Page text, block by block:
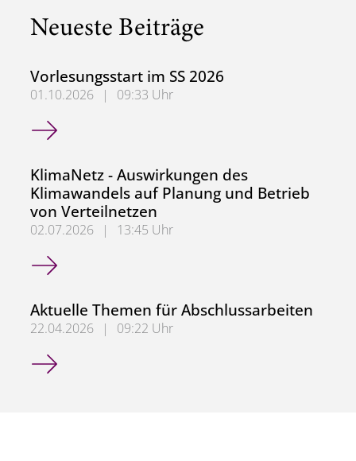
Neueste Beiträge
Vorlesungsstart im SS 2026
01.10.2026 |
09:33 Uhr
Vorlesungsstart im SS 2026
KlimaNetz - Auswirkungen des
Klimawandels auf Planung und Betrieb
von Verteilnetzen
02.07.2026 |
13:45 Uhr
KlimaNetz - Auswirkungen des Klimawandels auf
Aktuelle Themen für Abschlussarbeiten
22.04.2026 |
09:22 Uhr
Aktuelle Themen für Abschlussarbeiten